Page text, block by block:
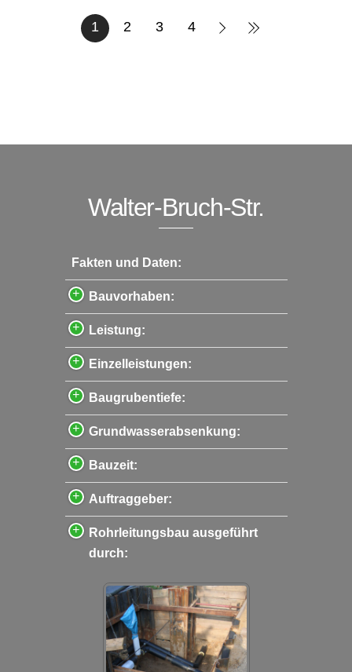
1 2 3 4
Walter-Bruch-Str.
Fakten und Daten:
Bauvorhaben:
Leistung:
Einzelleistungen:
Baugrubentiefe:
Grundwasserabsenkung:
Bauzeit:
Auftraggeber:
Rohrleitungsbau ausgeführt
durch: